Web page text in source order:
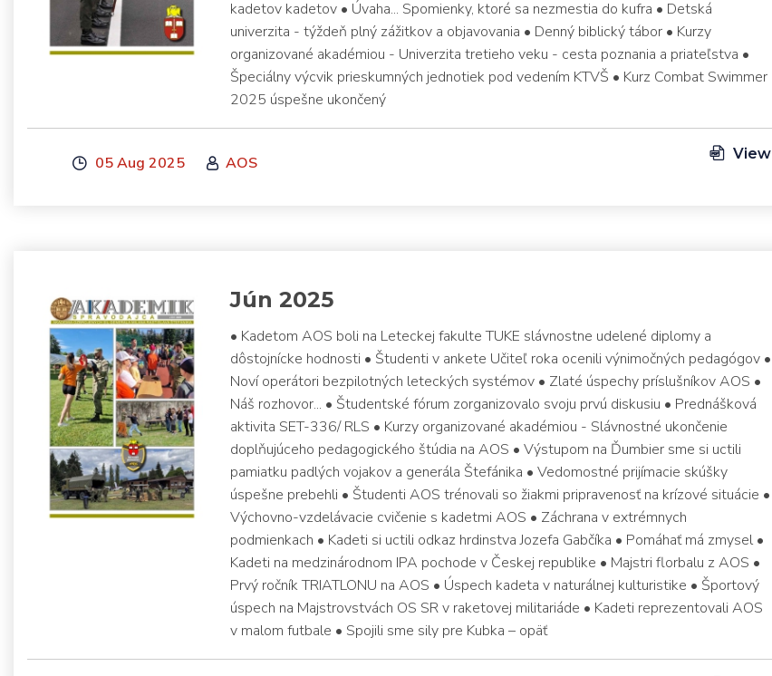
kadetov kadetov • Úvaha... Spomienky, ktoré sa nezmestia do kufra • Detská
univerzita - týždeň plný zážitkov a objavovania • Denný biblický tábor • Kurzy
organizované akadémiou - Univerzita tretieho veku - cesta poznania a priateľstva •
Špeciálny výcvik prieskumných jednotiek pod vedením KTVŠ • Kurz Combat Swimmer
2025 úspešne ukončený
05 Aug 2025 AOS View
Jún 2025
• Kadetom AOS boli na Leteckej fakulte TUKE slávnostne udelené diplomy a
dôstojnícke hodnosti • Študenti v ankete Učiteľ roka ocenili výnimočných pedagógov •
Noví operátori bezpilotných leteckých systémov • Zlaté úspechy príslušníkov AOS •
Náš rozhovor... • Študentské fórum zorganizovalo svoju prvú diskusiu • Prednášková
aktivita SET-336/ RLS • Kurzy organizované akadémiou - Slávnostné ukončenie
doplňujúceho pedagogického štúdia na AOS • Výstupom na Ďumbier sme si uctili
pamiatku padlých vojakov a generála Štefánika • Vedomostné prijímacie skúšky
úspešne prebehli • Študenti AOS trénovali so žiakmi pripravenosť na krízové situácie •
Výchovno-vzdelávacie cvičenie s kadetmi AOS • Záchrana v extrémnych
podmienkach • Kadeti si uctili odkaz hrdinstva Jozefa Gabčíka • Pomáhať má zmysel •
Kadeti na medzinárodnom IPA pochode v Českej republike • Majstri florbalu z AOS •
Prvý ročník TRIATLONU na AOS • Úspech kadeta v naturálnej kulturistike • Športový
úspech na Majstrovstvách OS SR v raketovej militariáde • Kadeti reprezentovali AOS
v malom futbale • Spojili sme sily pre Kubka – opäť